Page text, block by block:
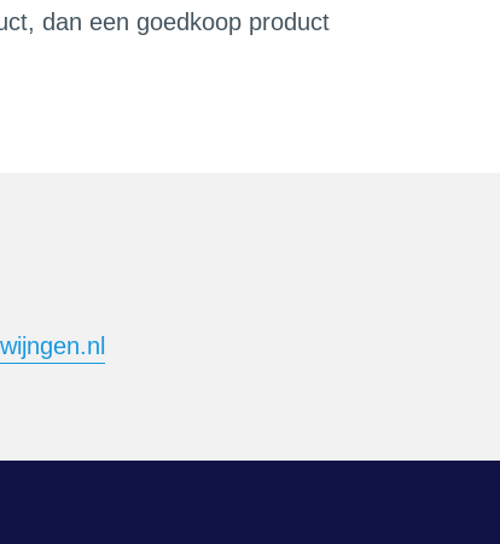
dan een goedkoop product